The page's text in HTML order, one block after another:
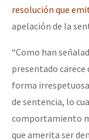
resolución que
apelación de la
“Como han
presentado carece
forma
de sentencia, lo
comportamiento
que amerita ser